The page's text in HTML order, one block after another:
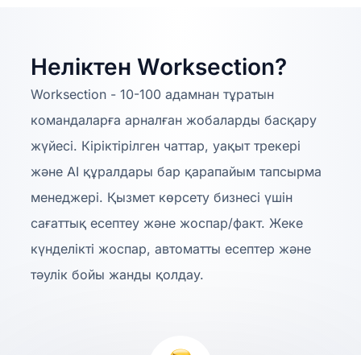
Неліктен Worksection?
Worksection - 10-100 адамнан тұратын
командаларға арналған жобаларды басқару
жүйесі. Кіріктірілген чаттар, уақыт трекері
және AI құралдары бар қарапайым тапсырма
менеджері. Қызмет көрсету бизнесі үшін
сағаттық есептеу және жоспар/факт. Жеке
күнделікті жоспар, автоматты есептер және
тәулік бойы жанды қолдау.